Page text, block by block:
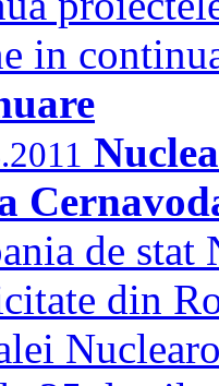
in
de stat
din